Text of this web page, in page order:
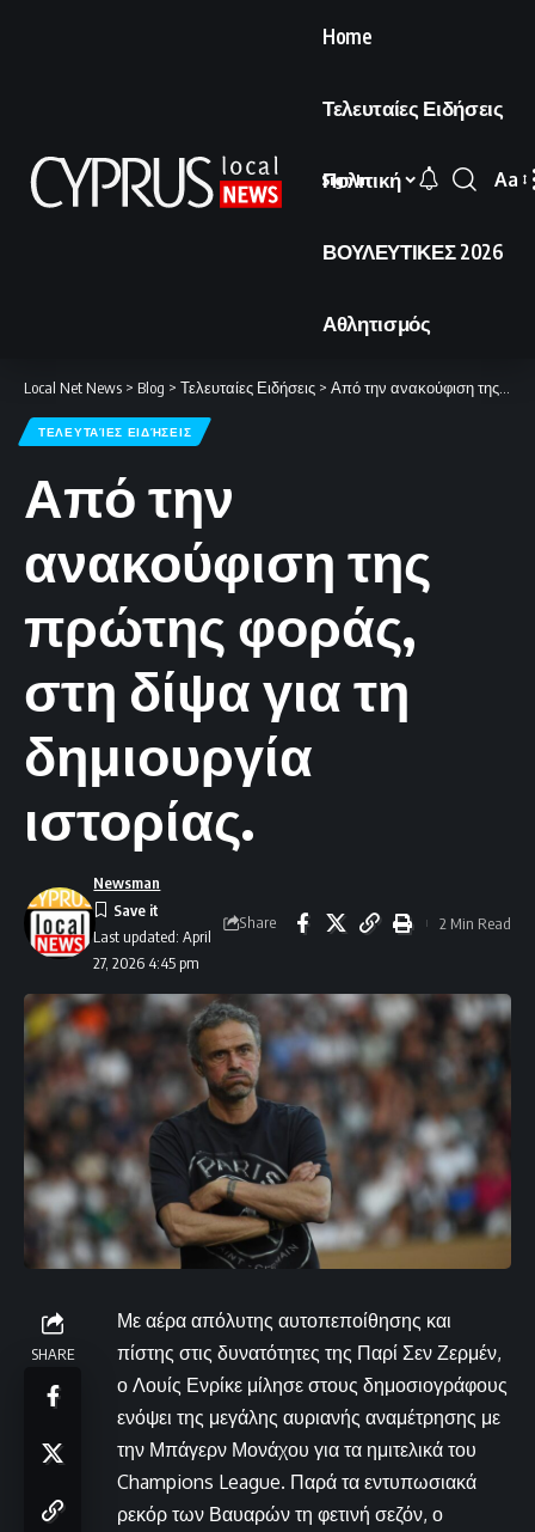
Home
Τελευταίες Ειδήσεις
Πολιτική
ΒΟΥΛΕΥΤΙΚΕΣ 2026
Αθλητισμός
Sign In
Font
Aa
Local Net News > Blog > Τελευταίες Ειδήσεις > Από την ανακούφιση της πρώτης φοράς, στη δίψα για τη δημιουργία ιστορίας.
ΤΕΛΕΥΤΑΊΕΣ ΕΙΔΉΣΕΙΣ
Από την
ανακούφιση της
πρώτης φοράς,
στη δίψα για τη
δημιουργία
ιστορίας.
Last updated: April
27, 2026 4:45 pm
Newsman
Share 2 Min Read
SHARE
Με αέρα απόλυτης αυτοπεποίθησης και
πίστης στις δυνατότητες της Παρί Σεν Ζερμέν,
ο Λουίς Ενρίκε μίλησε στους δημοσιογράφους
ενόψει της μεγάλης αυριανής αναμέτρησης με
την Μπάγερν Μονάχου για τα ημιτελικά του
Champions League. Παρά τα εντυπωσιακά
ρεκόρ των Βαυαρών τη φετινή σεζόν, ο